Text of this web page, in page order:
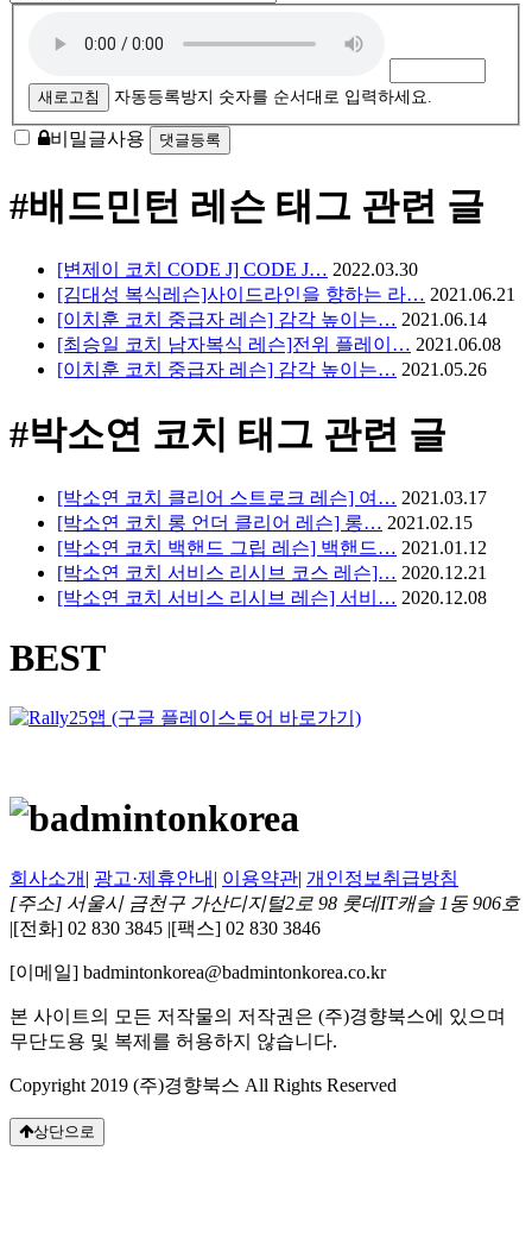
록
방
지
새로고침 자동등록방지 숫자를 순서대로 입력하세요.
비밀글사용
#배드민턴 레슨 태그 관련 글
[변제이 코치 CODE J] CODE J… 2022.03.30
[김대성 복식레슨]사이드라인을 향하는 라… 2021.06.21
[이치훈 코치 중급자 레슨] 감각 높이는… 2021.06.14
[최승일 코치 남자복식 레슨]전위 플레이… 2021.06.08
[이치훈 코치 중급자 레슨] 감각 높이는… 2021.05.26
#박소연 코치 태그 관련 글
[박소연 코치 클리어 스트로크 레슨] 여… 2021.03.17
[박소연 코치 롱 언더 클리어 레슨] 롱… 2021.02.15
[박소연 코치 백핸드 그립 레슨] 백핸드… 2021.01.12
[박소연 코치 서비스 리시브 코스 레슨]… 2020.12.21
[박소연 코치 서비스 리시브 레슨] 서비… 2020.12.08
BEST
회사소개 | 광고·제휴안내 | 이용약관| 개인정보취급방침
[주소] 서울시 금천구 가산디지털2로 98 롯데IT캐슬 1동 906호
|[전화] 02 830 3845 |[팩스] 02 830 3846
[이메일] badmintonkorea@badmintonkorea.co.kr
본 사이트의 모든 저작물의 저작권은 (주)경향북스에 있으며
무단도용 및 복제를 허용하지 않습니다.
Copyright 2019 (주)경향북스 All Rights Reserved
상단으로